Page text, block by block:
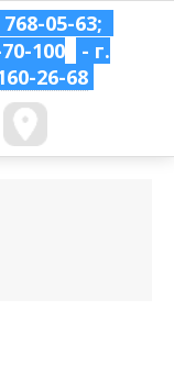
05-63;
100
- г.
26-68